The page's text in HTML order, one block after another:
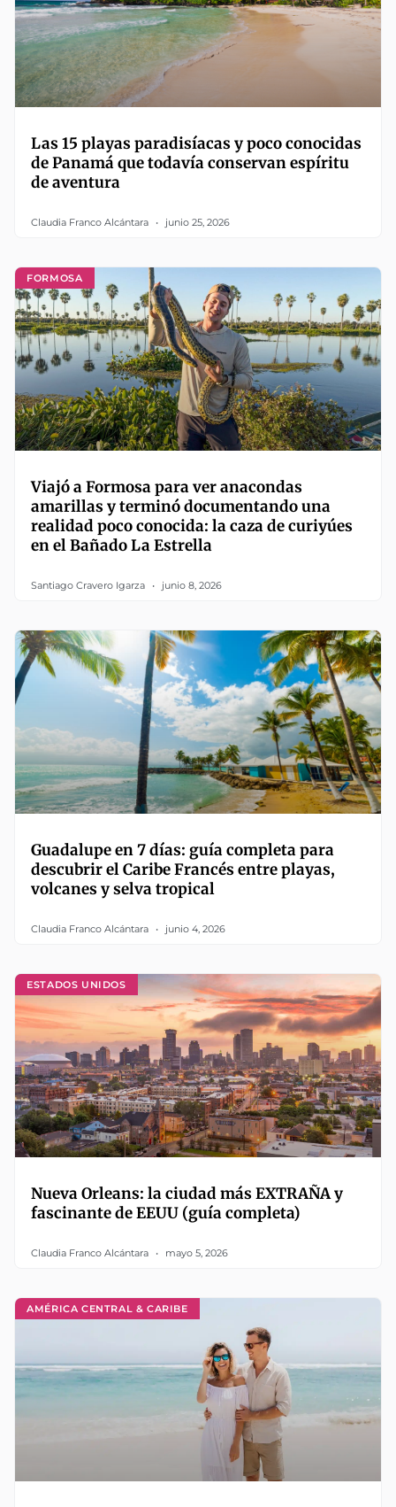
Las 15 playas paradisíacas y poco conocidas
de Panamá que todavía conservan espíritu
de aventura
Claudia Franco Alcántara junio 25, 2026
FORMOSA
Viajó a Formosa para ver anacondas
amarillas y terminó documentando una
realidad poco conocida: la caza de curiyúes
en el Bañado La Estrella
Santiago Cravero Igarza junio 8, 2026
Guadalupe en 7 días: guía completa para
descubrir el Caribe Francés entre playas,
volcanes y selva tropical
Claudia Franco Alcántara junio 4, 2026
ESTADOS UNIDOS
Nueva Orleans: la ciudad más EXTRAÑA y
fascinante de EEUU (guía completa)
Claudia Franco Alcántara mayo 5, 2026
AMÉRICA CENTRAL & CARIBE